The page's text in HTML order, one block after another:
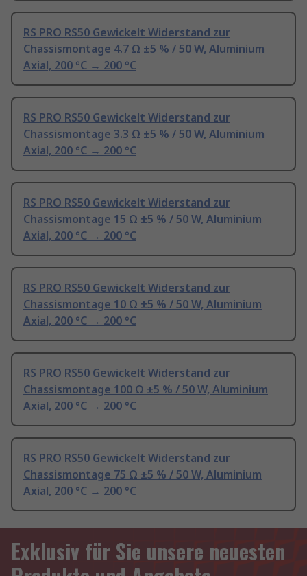
RS PRO RS50 Gewickelt Widerstand zur
Chassismontage 4.7 Ω ±5 % / 50 W, Aluminium
Axial, 200 °C → 200 °C
RS PRO RS50 Gewickelt Widerstand zur
Chassismontage 3.3 Ω ±5 % / 50 W, Aluminium
Axial, 200 °C → 200 °C
RS PRO RS50 Gewickelt Widerstand zur
Chassismontage 15 Ω ±5 % / 50 W, Aluminium
Axial, 200 °C → 200 °C
RS PRO RS50 Gewickelt Widerstand zur
Chassismontage 10 Ω ±5 % / 50 W, Aluminium
Axial, 200 °C → 200 °C
RS PRO RS50 Gewickelt Widerstand zur
Chassismontage 100 Ω ±5 % / 50 W, Aluminium
Axial, 200 °C → 200 °C
RS PRO RS50 Gewickelt Widerstand zur
Chassismontage 75 Ω ±5 % / 50 W, Aluminium
Axial, 200 °C → 200 °C
Exklusiv für Sie unsere neuesten